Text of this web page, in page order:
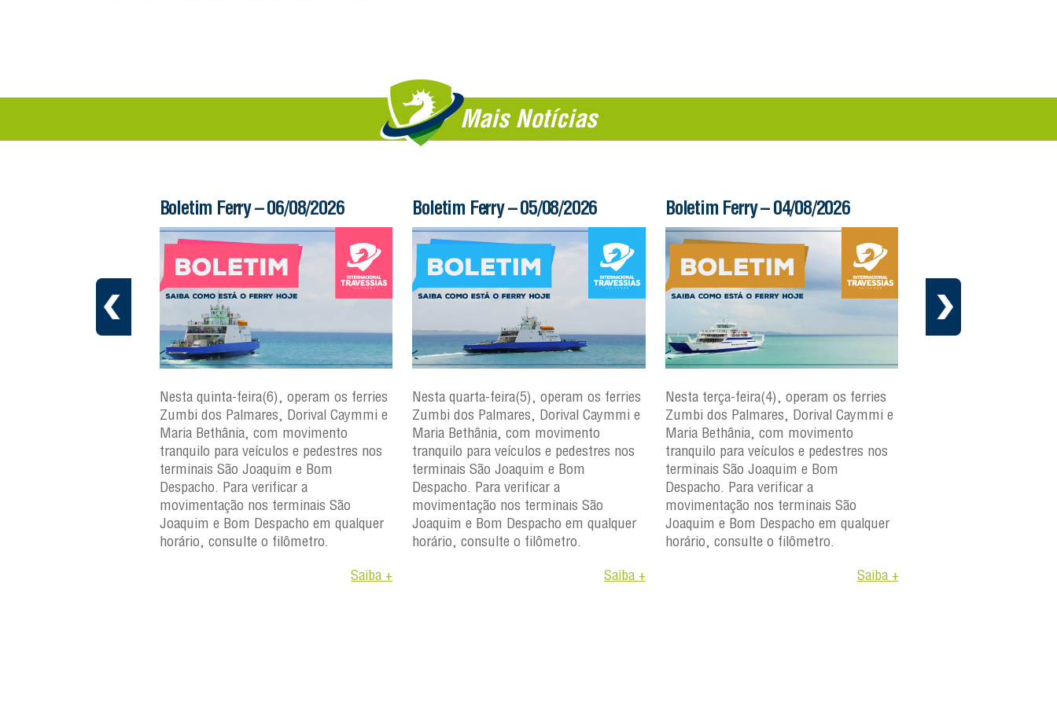
Mais Notícias
Boletim Ferry – 06/08/2026
Nesta quinta-feira(6), operam os ferries
Zumbi dos Palmares, Dorival Caymmi e
Maria Bethânia, com movimento
tranquilo para veículos e pedestres nos
terminais São Joaquim e Bom
Despacho. Para verificar a
movimentação nos terminais São
Joaquim e Bom Despacho em qualquer
horário, consulte o filômetro.
Saiba +
Boletim Ferry – 05/08/2026
Nesta quarta-feira(5), operam os ferries
Zumbi dos Palmares, Dorival Caymmi e
Maria Bethânia, com movimento
tranquilo para veículos e pedestres nos
terminais São Joaquim e Bom
Despacho. Para verificar a
movimentação nos terminais São
Joaquim e Bom Despacho em qualquer
horário, consulte o filômetro.
Saiba +
Boletim Ferry – 04/08/2026
Nesta terça-feira(4), operam os ferries
Zumbi dos Palmares, Dorival Caymmi e
Maria Bethânia, com movimento
tranquilo para veículos e pedestres nos
terminais São Joaquim e Bom
Despacho. Para verificar a
movimentação nos terminais São
Joaquim e Bom Despacho em qualquer
horário, consulte o filômetro.
Saiba +